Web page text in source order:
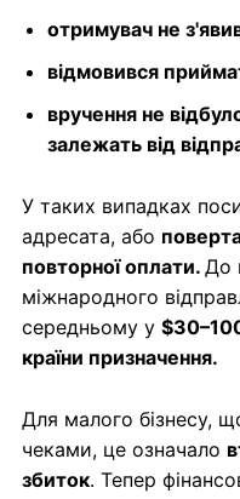
отримувач не
відмовився
вручення не
залежать від
У таких випадках
адресата, або
повторної оплати. До
міжнародного
середньому у
країни призначення.
Для малого бізнесу,
чеками, це означало
збиток. Тепер